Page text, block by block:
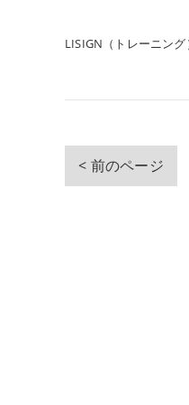
LISIGN（トレーニング
< 前のページ